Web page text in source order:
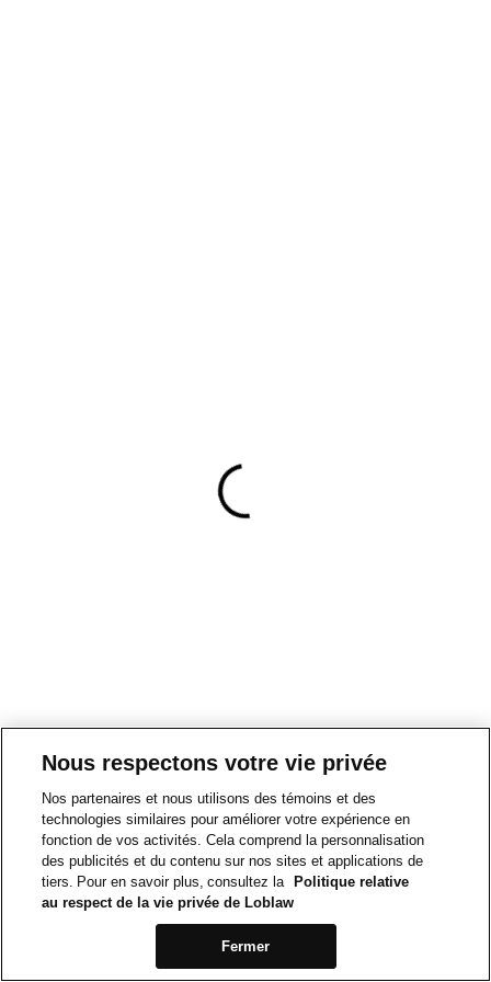
Nous respectons votre vie privée
Nos partenaires et nous utilisons des témoins et des
technologies similaires pour améliorer votre expérience en
fonction de vos activités. Cela comprend la personnalisation
des publicités et du contenu sur nos sites et applications de
tiers. Pour en savoir plus, consultez la
Politique relative
au respect de la vie privée de Loblaw
Fermer